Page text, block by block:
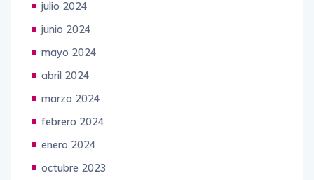
julio 2024
junio 2024
mayo 2024
abril 2024
marzo 2024
febrero 2024
enero 2024
octubre 2023